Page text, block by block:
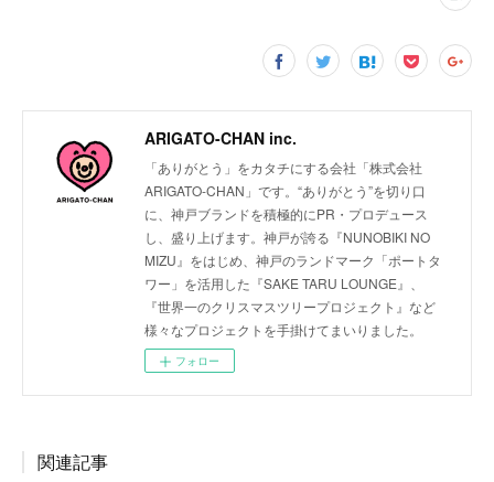
ARIGATO-CHAN inc.
「ありがとう」をカタチにする会社「株式会社
ARIGATO-CHAN」です。“ありがとう”を切り口
に、神戸ブランドを積極的にPR・プロデュース
し、盛り上げます。神戸が誇る『NUNOBIKI NO
MIZU』をはじめ、神戸のランドマーク「ポートタ
ワー」を活用した『SAKE TARU LOUNGE』、
『世界一のクリスマスツリープロジェクト』など
様々なプロジェクトを手掛けてまいりました。
フォロー
関連記事